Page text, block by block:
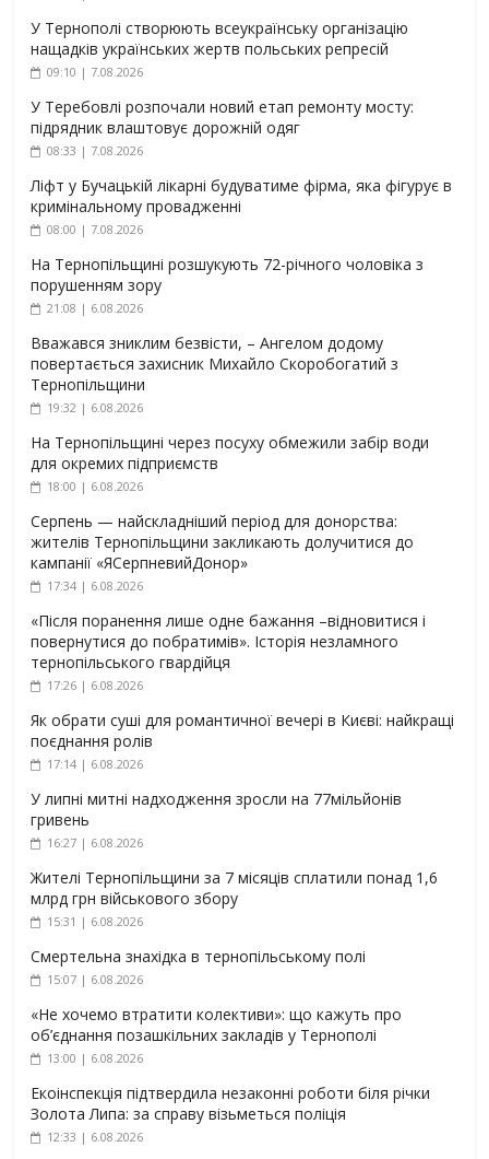
У Тернополі створюють всеукраїнську організацію
нащадків українських жертв польських репресій
09:10 | 7.08.2026
У Теребовлі розпочали новий етап ремонту мосту:
підрядник влаштовує дорожній одяг
08:33 | 7.08.2026
Ліфт у Бучацькій лікарні будуватиме фірма, яка фігурує в
кримінальному провадженні
08:00 | 7.08.2026
На Тернопільщині розшукують 72-річного чоловіка з
порушенням зору
21:08 | 6.08.2026
Вважався зниклим безвісти, – Ангелом додому
повертається захисник Михайло Скоробогатий з
Тернопільщини
19:32 | 6.08.2026
На Тернопільщині через посуху обмежили забір води
для окремих підприємств
18:00 | 6.08.2026
Серпень — найскладніший період для донорства:
жителів Тернопільщини закликають долучитися до
кампанії «ЯСерпневийДонор»
17:34 | 6.08.2026
«Після поранення лише одне бажання –відновитися і
повернутися до побратимів». Історія незламного
тернопільського гвардійця
17:26 | 6.08.2026
Як обрати суші для романтичної вечері в Києві: найкращі
поєднання ролів
17:14 | 6.08.2026
У липні митні надходження зросли на 77мільйонів
гривень
16:27 | 6.08.2026
Жителі Тернопільщини за 7 місяців сплатили понад 1,6
млрд грн військового збору
15:31 | 6.08.2026
Смертельна знахідка в тернопільському полі
15:07 | 6.08.2026
«Не хочемо втратити колективи»: що кажуть про
об’єднання позашкільних закладів у Тернополі
13:00 | 6.08.2026
Екоінспекція підтвердила незаконні роботи біля річки
Золота Липа: за справу візьметься поліція
12:33 | 6.08.2026